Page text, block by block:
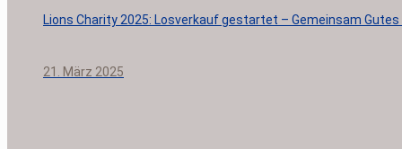
Lions Charity 2025: Losverkauf gestartet – Gemeinsam Gutes
21. März 2025